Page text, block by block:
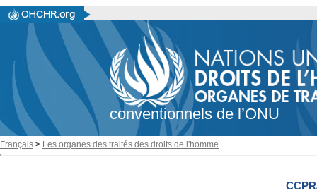
conventionnels de l’ONU
Français > Les organes des traités des droits de l'homme